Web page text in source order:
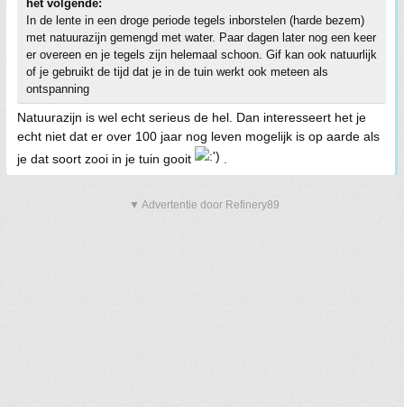
het volgende:
In de lente in een droge periode tegels inborstelen (harde bezem)
met natuurazijn gemengd met water. Paar dagen later nog een keer
er overeen en je tegels zijn helemaal schoon. Gif kan ook natuurlijk
of je gebruikt de tijd dat je in de tuin werkt ook meteen als
ontspanning
Natuurazijn is wel echt serieus de hel. Dan interesseert het je
echt niet dat er over 100 jaar nog leven mogelijk is op aarde als
je dat soort zooi in je tuin gooit
▼ Advertentie door Refinery89